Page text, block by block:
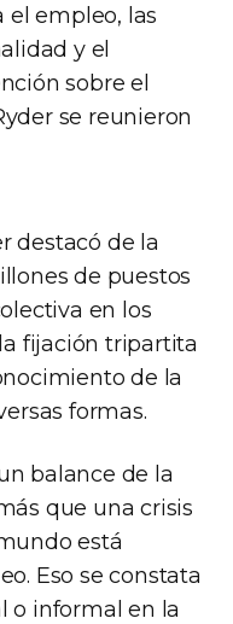
el empleo, las
y el
sobre el
se reunieron
destacó de la
de puestos
en los
fijación tripartita
de la
formas.
balance de la
que una crisis
está
Eso se constata
o informal en la